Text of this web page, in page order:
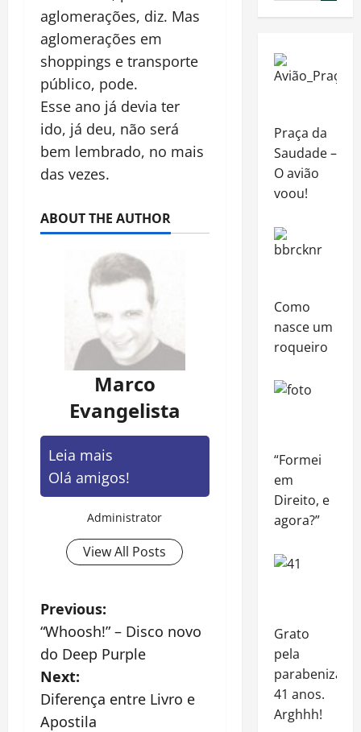
aglomerações, diz. Mas
aglomerações em
shoppings e transporte
público, pode.
Esse ano já devia ter
ido, já deu, não será
bem lembrado, no mais
das vezes.
ABOUT THE AUTHOR
Marco
Evangelista
Leia mais
Olá amigos!
Administrator
View All Posts
P
o
s
t
Previous:
“Whoosh!” – Disco novo
do Deep Purple
Next:
Diferença entre Livro e
Apostila
Praça da
Saudade –
O avião
voou!
Como
nasce um
roqueiro
“Formei
em
Direito, e
agora?”
Grato
pela
41 anos.
Arghhh!